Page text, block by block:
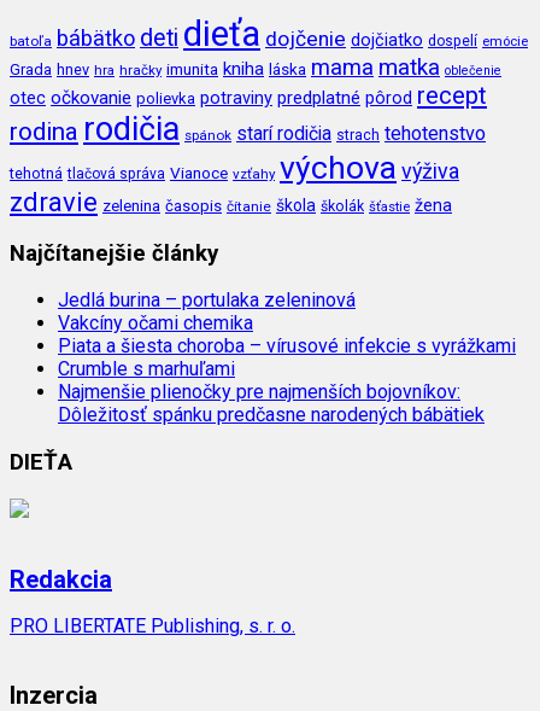
batoľa bábätko deti dieťa dojčenie dojčiatko dospelí emócie
Grada hnev hra hračky imunita kniha láska mama matka oblečenie
otec očkovanie polievka potraviny predplatné pôrod recept
rodina rodičia spánok starí rodičia strach tehotenstvo
tehotná tlačová správa Vianoce vzťahy výchova výživa
zdravie zelenina časopis čítanie škola školák šťastie žena
Najčítanejšie články
Jedlá burina – portulaka zeleninová
Vakcíny očami chemika
Piata a šiesta choroba – vírusové infekcie s vyrážkami
Crumble s marhuľami
Najmenšie plienočky pre najmenších bojovníkov:
Dôležitosť spánku predčasne narodených bábätiek
DIEŤA
Redakcia
PRO LIBERTATE Publishing, s. r. o.
Inzercia